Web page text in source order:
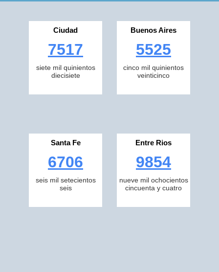
Ciudad
7517
siete mil quinientos
diecisiete
Buenos Aires
5525
cinco mil quinientos
veinticinco
Santa Fe
6706
seis mil setecientos
seis
Entre Rios
9854
nueve mil ochocientos
cincuenta y cuatro